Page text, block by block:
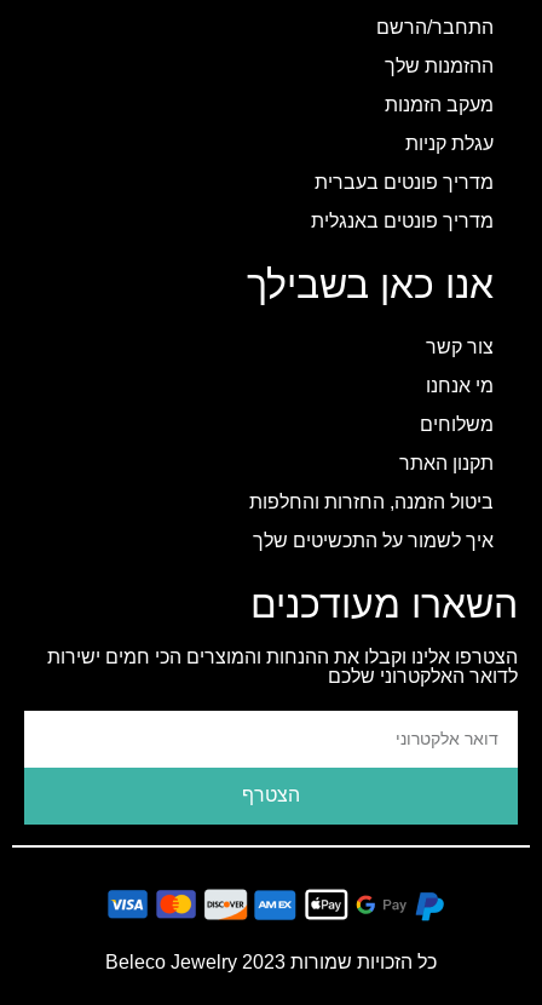
התחבר/הרשם
ההזמנות שלך
מעקב הזמנות
עגלת קניות
מדריך פונטים בעברית
מדריך פונטים באנגלית
אנו כאן בשבילך
צור קשר
מי אנחנו
משלוחים
תקנון האתר
ביטול הזמנה, החזרות והחלפות
איך לשמור על התכשיטים שלך
השארו מעודכנים
הצטרפו אלינו וקבלו את ההנחות והמוצרים הכי חמים ישירות
לדואר האלקטרוני שלכם
הצטרף
כל הזכויות שמורות 2023 Beleco Jewelry